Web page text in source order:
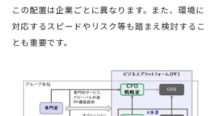
この配置は企業ごとに異なります。また、環境に
対応するスピードやリスク等も踏まえ検討するこ
とも重要です。